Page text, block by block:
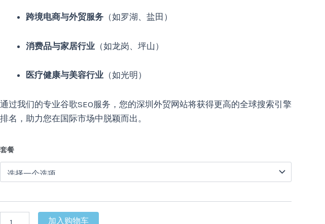
跨境电商与外贸服务 （如罗湖、盐田）
消费品与家居行业 （如龙岗、坪山）
医疗健康与美容行业 （如光明）
通过我们的专业谷歌SEO服务，您的深圳外贸网站将获得更高的全球搜索引擎
排名，助力您在国际市场中脱颖而出。
套餐
加入购物车